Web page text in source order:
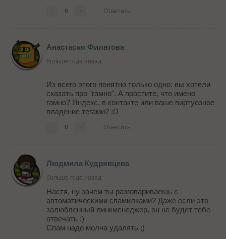
0 Ответить
Анастасия Филатова
больше года назад
Из всего этого понятно только одно: вы хотели
сказать про "гамно". А простите, что имено
гамно? Яндекс, в контакте или ваше виртуозное
владение тегами? :D
0 Ответить
Людмила Кудрявцева
больше года назад
Настя, ну зачем ты разговариваешь с
автоматическими спамилками? Даже если это
залюбленный линкменеджер, он не будет тебе
отвечать :)
Спам надо молча удалять ;)